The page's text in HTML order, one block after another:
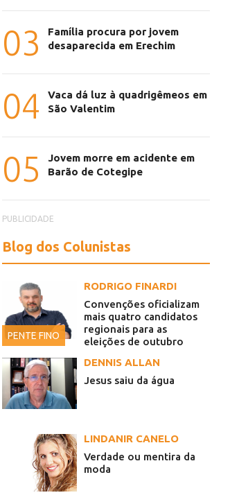
03
Família procura por jovem
desaparecida em Erechim
04
Vaca dá luz à quadrigêmeos em
São Valentim
05
Jovem morre em acidente em
Barão de Cotegipe
PUBLICIDADE
Blog dos Colunistas
PENTE FINO
RODRIGO FINARDI
Convenções oficializam
mais quatro candidatos
regionais para as
eleições de outubro
DENNIS ALLAN
Jesus saiu da água
LINDANIR CANELO
Verdade ou mentira da
moda